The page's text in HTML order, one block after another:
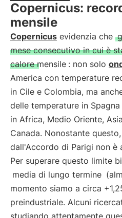
Copernicus:
mensile
Copernicus evidenzia che
mese consecutivo in cui è
calore mensile : non solo
America con temperature
in Cile e Colombia, ma
delle temperature in Spagna
in Africa, Medio Oriente,
Canada. Nonostante questo,
dall'Accordo di Parigi non è
Per superare questo limite
media di lungo termine
momento siamo a circa
preindustriale. Alcuni
studiando attentamente